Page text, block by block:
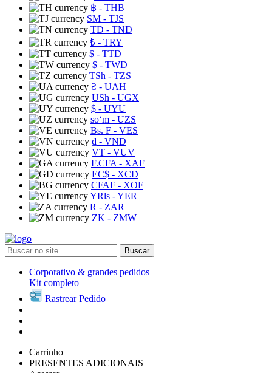
฿ - THB
ЅМ - TJS
TD - TND
₺ - TRY
$ - TTD
$ - TWD
TSh - TZS
₴ - UAH
USh - UGX
$ - UYU
soʻm - UZS
Bs. F - VES
₫ - VND
VT - VUV
F.CFA - XAF
EC$ - XCD
CFAF - XOF
YRls - YER
R - ZAR
ZK - ZMW
Buscar
Corporativo & grandes pedidos
Kit completo
Rastrear Pedido
Carrinho
PRESENTES ADICIONAIS